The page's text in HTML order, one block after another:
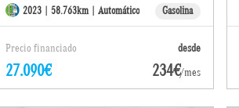
2023 | 58.763km | Automático Gasolina
Precio financiado desde
27.090€ 234€/mes